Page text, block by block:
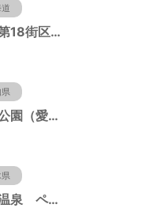
日吉第18街区公園（北海道函館市）
白雲公園（愛知県名古屋市）
那須温泉 ペット＆スパホテル 那須ワン